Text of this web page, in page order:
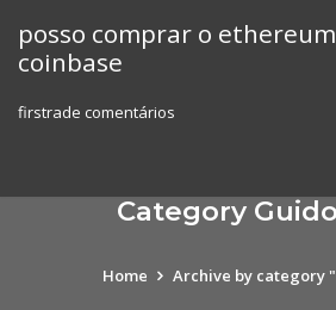
content
posso comprar o
coinbase
firstrade comentários
Category
Home Archive by category